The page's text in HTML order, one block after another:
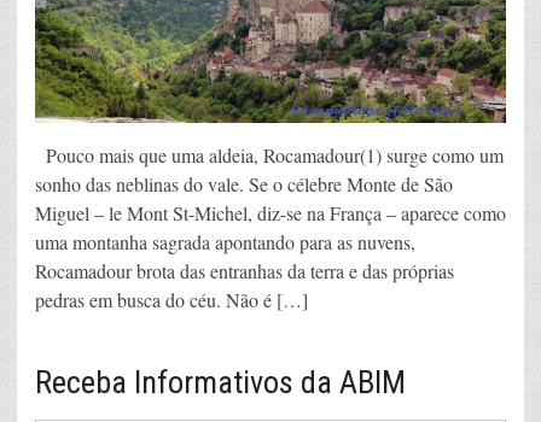
Pouco mais que uma aldeia, Rocamadour(1) surge como um
sonho das neblinas do vale. Se o célebre Monte de São
Miguel – le Mont St-Michel, diz-se na França – aparece como
uma montanha sagrada apontando para as nuvens,
Rocamadour brota das entranhas da terra e das próprias
pedras em busca do céu. Não é […]
Receba Informativos da ABIM